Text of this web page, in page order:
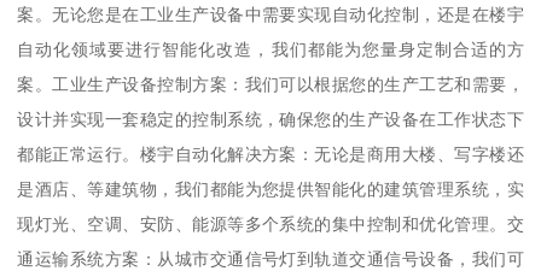
案。无论您是在工业生产设备中需要实现自动化控制，还是在楼宇
自动化领域要进行智能化改造，我们都能为您量身定制合适的方
案。工业生产设备控制方案：我们可以根据您的生产工艺和需要，
设计并实现一套稳定的控制系统，确保您的生产设备在工作状态下
都能正常运行。楼宇自动化解决方案：无论是商用大楼、写字楼还
是酒店、等建筑物，我们都能为您提供智能化的建筑管理系统，实
现灯光、空调、安防、能源等多个系统的集中控制和优化管理。交
通运输系统方案：从城市交通信号灯到轨道交通信号设备，我们可